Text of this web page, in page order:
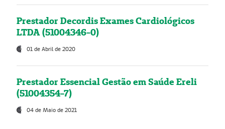
Prestador Decordis Exames Cardiológicos
LTDA (51004346-0)
01 de Abril de 2020
Prestador Essencial Gestão em Saúde Ereli
(51004354-7)
04 de Maio de 2021